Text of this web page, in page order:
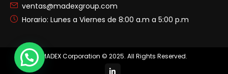
ventas@madexgroup.com
Horario: Lunes a Viernes de 8:00 a.m a 5:00 p.m
MADEX Corporation © 2025. All Rights Reserved.